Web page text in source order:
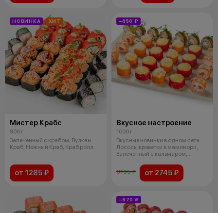
НОВИНКА ХИТ
Мистер Крабс
900 г
Запечённый с крабом, Вулкан
Краб, Нежный Краб, Краб ролл.
от 1285 ₽
−450 ₽
Вкусное настроение
1000 г
Вкусные новинки в одном сете:
Лосось, креветки в маминори,
Запеченный с кальмаром,
3195 ₽
от 2745 ₽
−970 ₽